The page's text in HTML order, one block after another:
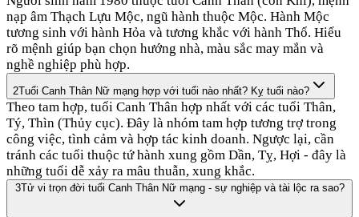
nạp âm Thạch Lựu Mộc, ngũ hành thuộc Mộc. Hành Mộc
tương sinh với hành Hỏa và tương khắc với hành Thổ. Hiểu
rõ mệnh giúp bạn chọn hướng nhà, màu sắc may mắn và
nghề nghiệp phù hợp.
2Tuổi Canh Thân Nữ mạng hợp với tuổi nào nhất? Kỵ tuổi nào?
Theo tam hợp, tuổi Canh Thân hợp nhất với các tuổi Thân,
Tý, Thìn (Thủy cục). Đây là nhóm tam hợp tương trợ trong
công việc, tình cảm và hợp tác kinh doanh. Ngược lại, cần
tránh các tuổi thuộc tứ hành xung gồm Dần, Tỵ, Hợi - đây là
những tuổi dễ xảy ra mâu thuẫn, xung khắc.
3Tử vi trọn đời tuổi Canh Thân Nữ mạng - sự nghiệp và tài lộc ra sao?